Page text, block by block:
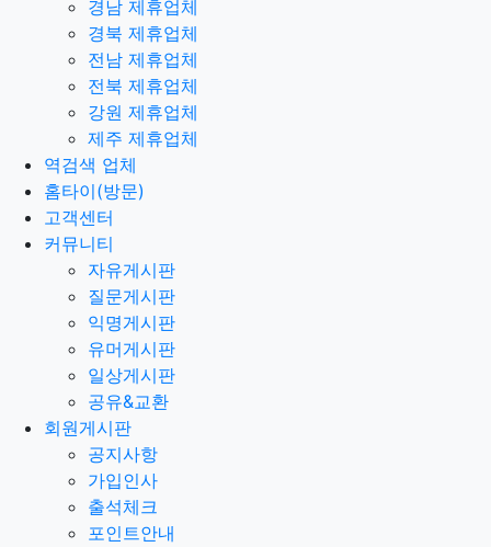
경남 제휴업체
경북 제휴업체
전남 제휴업체
전북 제휴업체
강원 제휴업체
제주 제휴업체
역검색 업체
홈타이(방문)
고객센터
커뮤니티
자유게시판
질문게시판
익명게시판
유머게시판
일상게시판
공유&교환
회원게시판
공지사항
가입인사
출석체크
포인트안내